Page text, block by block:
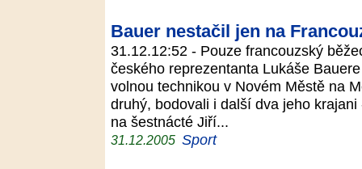
Bauer nestačil jen na
31.12.12:52 - Pouze francouzský
českého reprezentanta Lukáše
volnou technikou v Novém Městě na
druhý, bodovali i další dva jeho
na šestnácté Jiří...
31.12.2005 Sport